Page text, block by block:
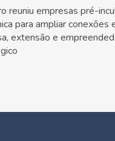
reuniu empresas pré-
para ampliar conexões
extensão e